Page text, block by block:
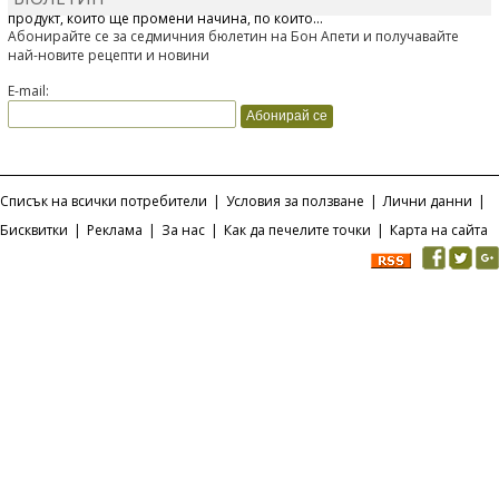
продукт, който ще промени начина, по който...
Абонирайте се за седмичния бюлетин на Бон Апети и получавайте
най-новите рецепти и новини
E-mail:
Списък на всички потребители | Условия за ползване | Лични данни |
Бисквитки | Реклама | За нас | Как да печелите точки | Карта на сайта